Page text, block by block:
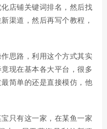
店铺关键词排名，然后找
渠道，然后再写个教程，
思路，利用这个方式其实
现在基本各大平台，很多
简单的还是直接模仿，他
只有这一家，在某鱼一家